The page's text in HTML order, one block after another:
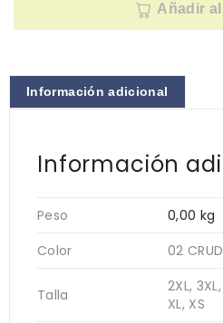
Añadir
Información adicional
Información
Peso
0,00 kg
Color
02
Talla
2XL,
XL, XS